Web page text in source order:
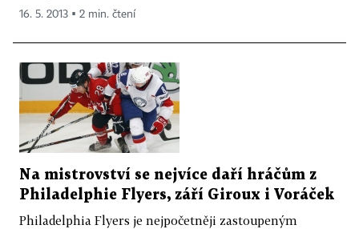
16. 5. 2013 ▪ 2 min. čtení
Na mistrovství se nejvíce daří hráčům z
Philadelphie Flyers, září Giroux i Voráček
Philadelphia Flyers je nejpočetněji zastoupeným